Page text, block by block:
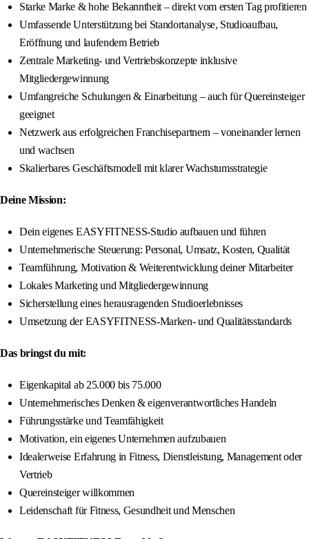
Starke Marke & hohe Bekanntheit – direkt vom ersten Tag profitieren
Umfassende Unterstützung bei Standortanalyse, Studioaufbau,
Eröffnung und laufendem Betrieb
Zentrale Marketing- und Vertriebskonzepte inklusive
Mitgliedergewinnung
Umfangreiche Schulungen & Einarbeitung – auch für Quereinsteiger
geeignet
Netzwerk aus erfolgreichen Franchisepartnern – voneinander lernen
und wachsen
Skalierbares Geschäftsmodell mit klarer Wachstumsstrategie
Deine Mission:
Dein eigenes EASYFITNESS-Studio aufbauen und führen
Unternehmerische Steuerung: Personal, Umsatz, Kosten, Qualität
Teamführung, Motivation & Weiterentwicklung deiner Mitarbeiter
Lokales Marketing und Mitgliedergewinnung
Sicherstellung eines herausragenden Studioerlebnisses
Umsetzung der EASYFITNESS-Marken- und Qualitätsstandards
Das bringst du mit:
Eigenkapital ab 25.000 bis 75.000
Unternehmerisches Denken & eigenverantwortliches Handeln
Führungsstärke und Teamfähigkeit
Motivation, ein eigenes Unternehmen aufzubauen
Idealerweise Erfahrung in Fitness, Dienstleistung, Management oder
Vertrieb
Quereinsteiger willkommen
Leidenschaft für Fitness, Gesundheit und Menschen